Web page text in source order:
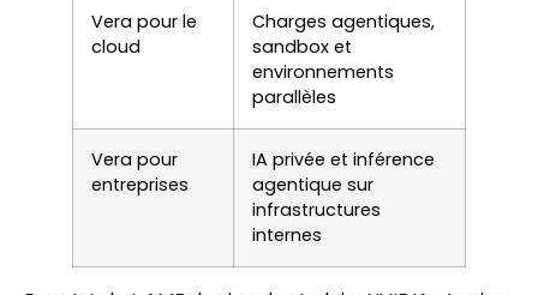
Vera pour le
cloud
Charges agentiques,
sandbox et
environnements
parallèles
Vera pour
entreprises
IA privée et inférence
agentique sur
infrastructures
internes